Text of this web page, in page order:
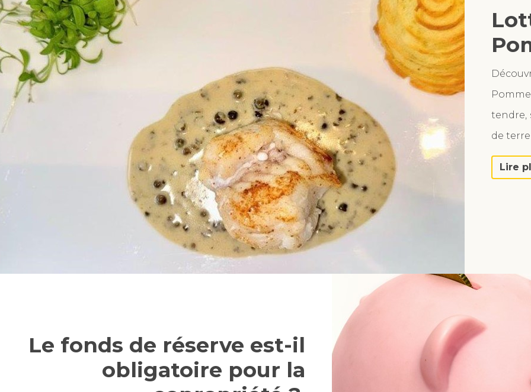
tendre,
de
Lire
Le fonds de réserve est-il
obligatoire pour la